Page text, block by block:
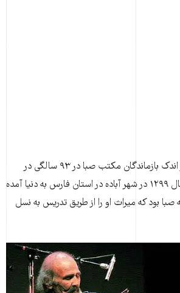
محمود ذوالفنون، یکی از اندک بازماندگان مکتب صبا در ۹۳ سالگی در
آمریکا درگذشت. او در سال ۱۲۹۹ در شهر آباده در استان فارس به دنیا آمده
صبا بود که میراث او را از طریق تدریس به نسل